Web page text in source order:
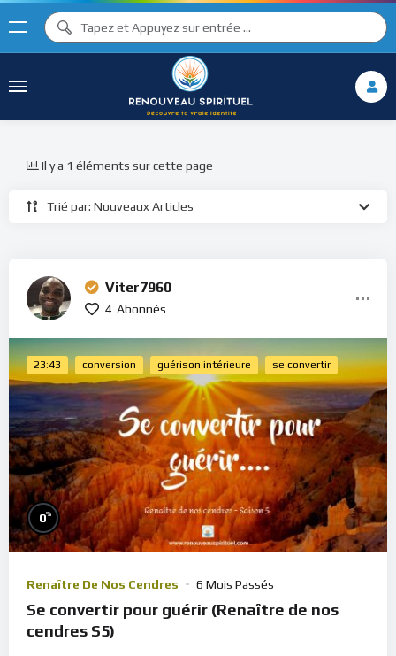
Trié par: Nouveaux Articles
Il y a 1 éléments sur cette page
Viter7960
4 Abonnés
23:43 conversion guérison intérieure se convertir
0%
Renaître De Nos Cendres 6 Mois Passés
Se convertir pour guérir (Renaître de nos
cendres S5)